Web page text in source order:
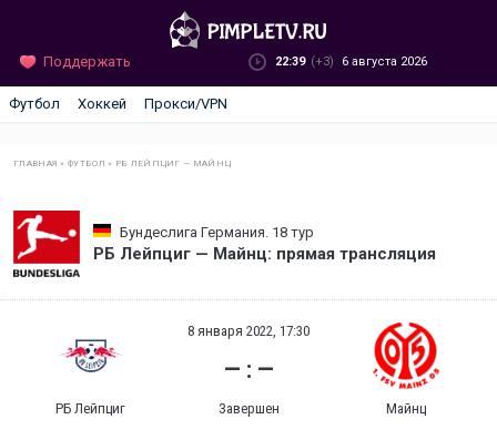
Поддержать 22:39 (+3) 6 августа 2026
Футбол Хоккей Прокси/VPN
ГЛАВНАЯ »ФУТБОЛ » РБ ЛЕЙПЦИГ — МАЙНЦ
Бундеслига Германия. 18 тур
РБ Лейпциг — Майнц: прямая трансляция
РБ Лейпциг
8 января 2022, 17:30
— : —
Завершен Майнц